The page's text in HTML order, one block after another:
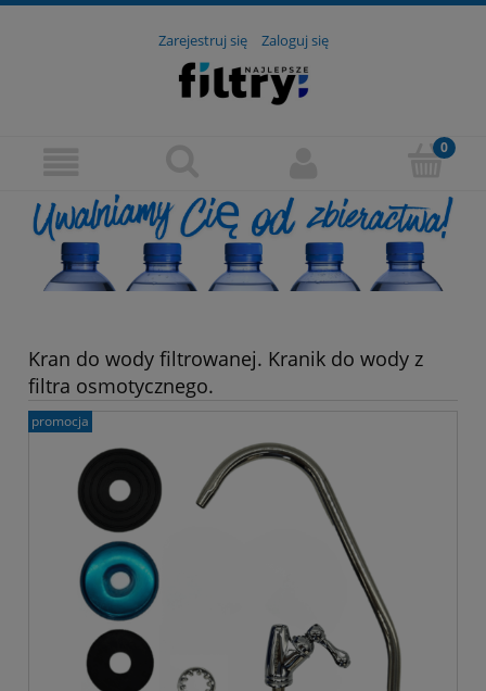
Zarejestruj się Zaloguj się
Kran do wody filtrowanej. Kranik do wody z
filtra osmotycznego.
promocja